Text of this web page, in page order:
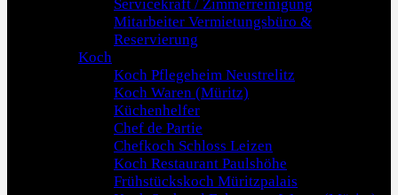
Servicekraft / Zimmerreinigung
Mitarbeiter Vermietungsbüro &
Reservierung
Koch
Koch Pflegeheim Neustrelitz
Koch Waren (Müritz)
Küchenhelfer
Chef de Partie
Chefkoch Schloss Leizen
Koch Restaurant Paulshöhe
Frühstückskoch Müritzpalais